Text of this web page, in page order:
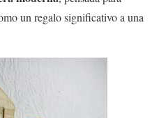
un regalo significativo a una